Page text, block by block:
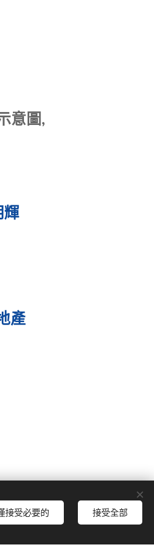
意圖,
輝
產
接受必要的 接受全部